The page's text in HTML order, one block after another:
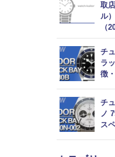
取
ル
（
チ
ラ
徴
チ
ノ
ス